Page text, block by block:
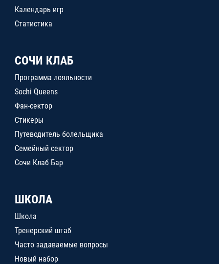
Календарь игр
Статистика
СОЧИ КЛАБ
Программа лояльности
Sochi Queens
Фан-сектор
Стикеры
Путеводитель болельщика
Семейный сектор
Сочи Клаб Бар
ШКОЛА
Школа
Тренерский штаб
Часто задаваемые вопросы
Новый набор